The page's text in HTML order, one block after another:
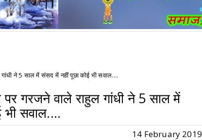
ने 5 साल में संसद में नहीं पूछा कोई भी सवाल....
पर गरजने वाले राहुल गांधी ने 5 साल में
सवाल....
14 February 2019